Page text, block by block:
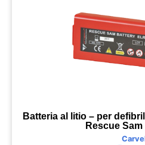
Batteria al litio – per
Rescue Sam